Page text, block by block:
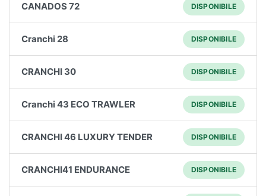
CANADOS 72 DISPONIBILE
Cranchi 28 DISPONIBILE
CRANCHI 30 DISPONIBILE
Cranchi 43 ECO TRAWLER DISPONIBILE
CRANCHI 46 LUXURY TENDER DISPONIBILE
CRANCHI41 ENDURANCE DISPONIBILE